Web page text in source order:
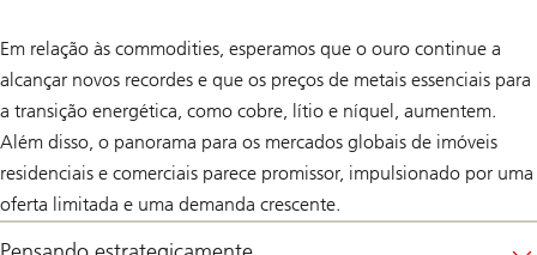
Em relação às commodities, esperamos que o ouro continue a
alcançar novos recordes e que os preços de metais essenciais para
a transição energética, como cobre, lítio e níquel, aumentem.
Além disso, o panorama para os mercados globais de imóveis
residenciais e comerciais parece promissor, impulsionado por uma
oferta limitada e uma demanda crescente.